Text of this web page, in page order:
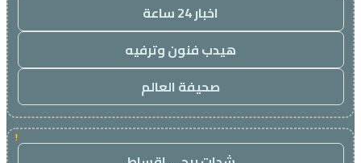
اخبار 24 ساعة
هيدب فنون وترفيه
صحيفة العالم
!